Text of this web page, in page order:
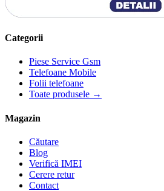
Categorii
Piese Service Gsm
Telefoane Mobile
Folii telefoane
Toate produsele →
Magazin
Căutare
Blog
Verifică IMEI
Cerere retur
Contact